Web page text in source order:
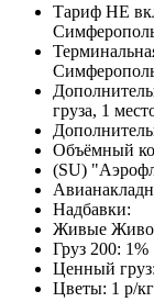
Тариф НЕ
груза, 1
Объёмный
(SU)
Надбавки:
Живые
Груз 200: 1%
Ценный
Цветы: 1 р/кг